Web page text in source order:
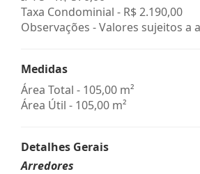
Taxa Condominial - R$ 2.190,00
Observações - Valores sujeitos a
Medidas
Área Total - 105,00 m²
Área Útil - 105,00 m²
Detalhes Gerais
Arredores